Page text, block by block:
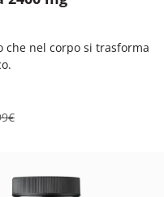
che nel corpo si trasforma